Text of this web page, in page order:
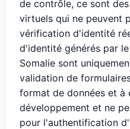
de contrôle, ce sont
virtuels qui ne peuvent
vérification d'identité
d'identité générés par
Somalie sont
validation de
format de données et à
développement et ne
pour l'authentification